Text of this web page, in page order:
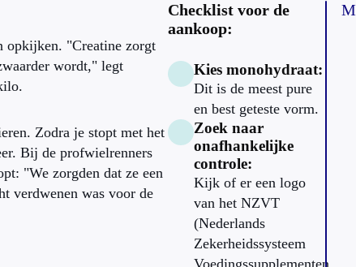
opkijken. "Creatine zorgt
wordt," legt
Zodra je stopt met het
Bij de profwielrenners
"We zorgden dat ze een
verdwenen was voor de
Checklist voor de
aankoop:
Kies monohydraat:
Dit is de meest pure
en best geteste vorm.
Zoek naar
onafhankelijke
controle:
Kijk of er een logo
van het NZVT
(Nederlands
Zekerheidssysteem
Voedingssupplementen